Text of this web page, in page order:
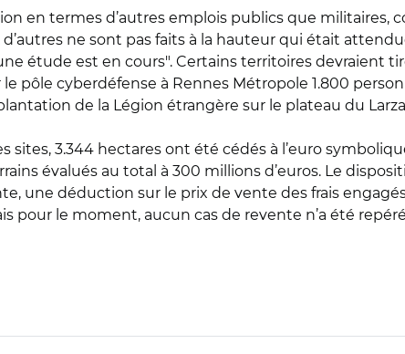
en termes d’autres emplois publics que militaires,
ne sont pas faits à la hauteur qui était
étude est en cours". Certains territoires devraient
pôle cyberdéfense à Rennes Métropole 1.800
de la Légion étrangère sur le plateau du
sites, 3.344 hectares ont été cédés à l’euro
évalués au total à 300 millions d’euros. Le
une déduction sur le prix de vente des frais
pour le moment, aucun cas de revente n’a été